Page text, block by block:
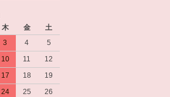
木 金
土
3 4
5
10 11
12
17 18
19
24 25
26